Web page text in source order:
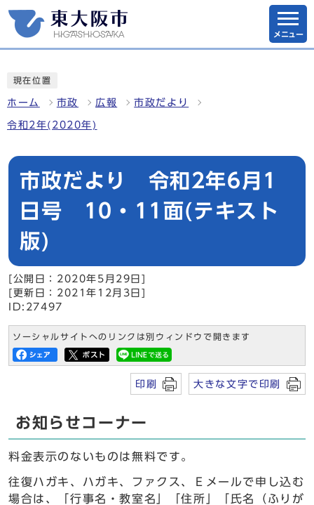
メニュー
現在位置
ホーム 市政 広報 市政だより
令和2年(2020年)
市政だより 令和2年6月1
日号 10・11面(テキスト
版)
[公開日：2020年5月29日]
[更新日：2021年12月3日]
ID:27497
ソーシャルサイトへのリンクは別ウィンドウで開きます
印刷 大きな文字で印刷
お知らせコーナー
料金表示のないものは無料です。
往復ハガキ、ハガキ、ファクス、Ｅメールで申し込む
場合は、「行事名・教室名」「住所」「氏名（ふりが